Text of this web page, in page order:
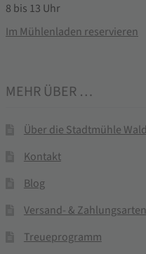
8 bis 13 Uhr
Im Mühlenladen reservieren
MEHR ÜBER …
Über die Stadtmühle
Kontakt
Blog
Versand- & Zahlungsarten
Treueprogramm